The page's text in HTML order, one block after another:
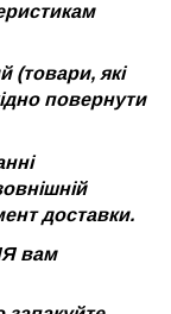
(товари, які
повернути
доставки.
вам